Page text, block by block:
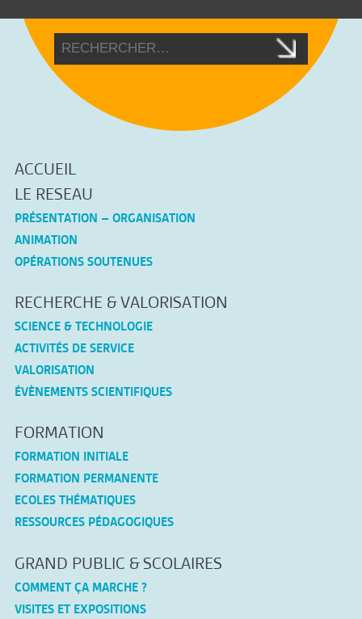
ACCUEIL
LE RESEAU
PRÉSENTATION – ORGANISATION
ANIMATION
OPÉRATIONS SOUTENUES
RECHERCHE & VALORISATION
SCIENCE & TECHNOLOGIE
ACTIVITÉS DE SERVICE
VALORISATION
ÉVÈNEMENTS SCIENTIFIQUES
FORMATION
FORMATION INITIALE
FORMATION PERMANENTE
ECOLES THÉMATIQUES
RESSOURCES PÉDAGOGIQUES
GRAND PUBLIC & SCOLAIRES
COMMENT ÇA MARCHE ?
VISITES ET EXPOSITIONS